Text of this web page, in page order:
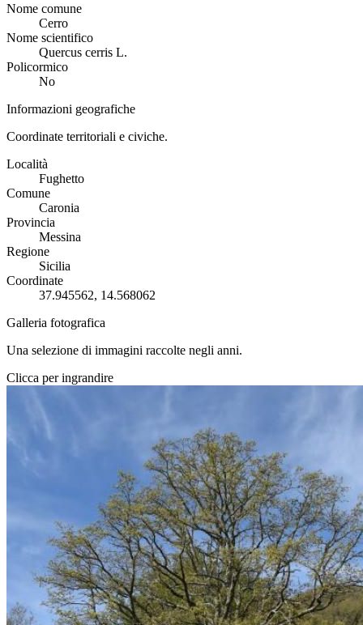
Nome comune
Cerro
Nome scientifico
Quercus cerris L.
Policormico
No
Informazioni geografiche
Coordinate territoriali e civiche.
Località
Fughetto
Comune
Caronia
Provincia
Messina
Regione
Sicilia
Coordinate
37.945562, 14.568062
Galleria fotografica
Una selezione di immagini raccolte negli anni.
Clicca per ingrandire